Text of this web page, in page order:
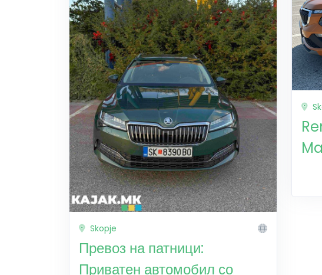
Skopje
Превоз на патници:
Приватен автомобил со